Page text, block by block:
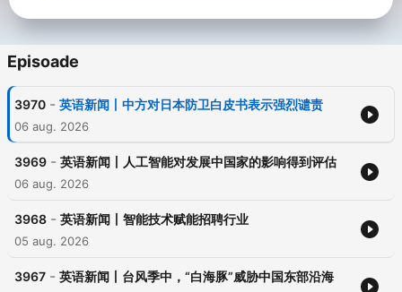
Episoade
3970 - 英语新闻丨中方对日本防卫白皮书表示强烈谴责
06 aug. 2026
3969 - 英语新闻丨人工智能对发展中国家的影响得到评估
06 aug. 2026
3968 - 英语新闻丨智能技术赋能招聘行业
05 aug. 2026
3967 - 英语新闻丨台风季中，“白海豚”威胁中国东部沿海